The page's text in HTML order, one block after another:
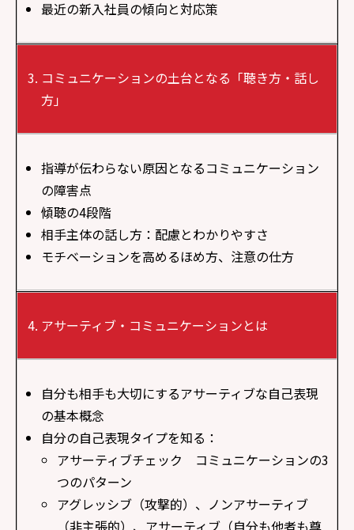
最近の新入社員の傾向と対応策
コミュニケーションの土台となる「聴き方・話し
方」
指導が伝わらない原因となるコミュニケーション
の障害点
傾聴の4段階
相手主体の話し方：配慮とわかりやすさ
モチベーションを高めるほめ方、注意の仕方
アサーティブ・コミュニケーションとは
自分も相手も大切にするアサーティブな自己表現
の基本概念
自分の自己表現タイプを知る：
アサーティブチェック コミュニケーションの3
つのパターン
アグレッシブ（攻撃的）、ノンアサーティブ